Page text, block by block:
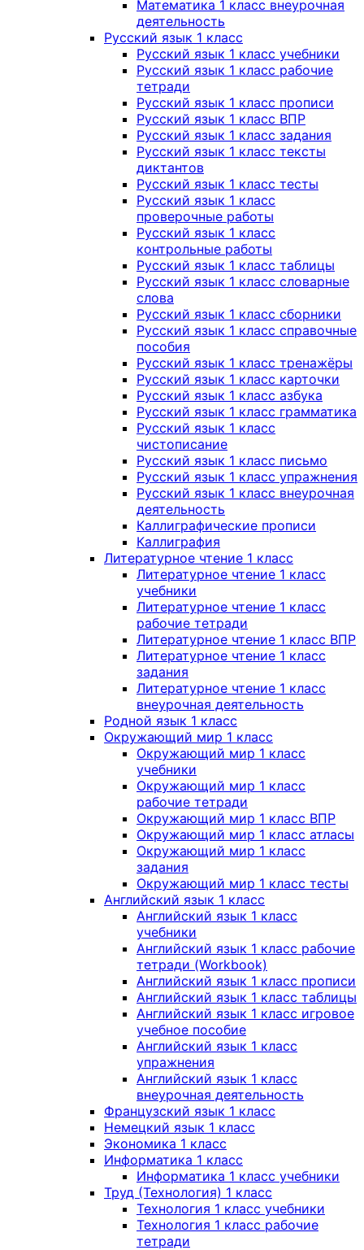
Математика 1 класс внеурочная
деятельность
Русский язык 1 класс
Русский язык 1 класс учебники
Русский язык 1 класс рабочие
тетради
Русский язык 1 класс прописи
Русский язык 1 класс ВПР
Русский язык 1 класс задания
Русский язык 1 класс тексты
диктантов
Русский язык 1 класс тесты
Русский язык 1 класс
проверочные работы
Русский язык 1 класс
контрольные работы
Русский язык 1 класс таблицы
Русский язык 1 класс словарные
слова
Русский язык 1 класс сборники
Русский язык 1 класс справочные
пособия
Русский язык 1 класс тренажёры
Русский язык 1 класс карточки
Русский язык 1 класс азбука
Русский язык 1 класс грамматика
Русский язык 1 класс
чистописание
Русский язык 1 класс письмо
Русский язык 1 класс упражнения
Русский язык 1 класс внеурочная
деятельность
Каллиграфические прописи
Каллиграфия
Литературное чтение 1 класс
Литературное чтение 1 класс
учебники
Литературное чтение 1 класс
рабочие тетради
Литературное чтение 1 класс ВПР
Литературное чтение 1 класс
задания
Литературное чтение 1 класс
внеурочная деятельность
Родной язык 1 класс
Окружающий мир 1 класс
Окружающий мир 1 класс
учебники
Окружающий мир 1 класс
рабочие тетради
Окружающий мир 1 класс ВПР
Окружающий мир 1 класс атласы
Окружающий мир 1 класс
задания
Окружающий мир 1 класс тесты
Английский язык 1 класс
Английский язык 1 класс
учебники
Английский язык 1 класс рабочие
тетради (Workbook)
Английский язык 1 класс прописи
Английский язык 1 класс таблицы
Английский язык 1 класс игровое
учебное пособие
Английский язык 1 класс
упражнения
Английский язык 1 класс
внеурочная деятельность
Французский язык 1 класс
Немецкий язык 1 класс
Экономика 1 класс
Информатика 1 класс
Информатика 1 класс учебники
Труд (Технология) 1 класс
Технология 1 класс учебники
Технология 1 класс рабочие
тетради